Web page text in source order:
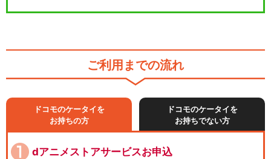
ご利用までの流れ
ドコモのケータイを
お持ちの方
ドコモのケータイを
お持ちでない方
dアニメストアサービスお申込